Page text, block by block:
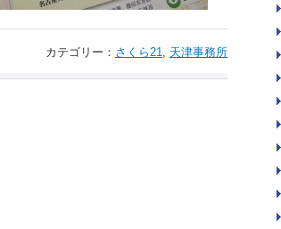
カテゴリー： さくら21, 天津事務所